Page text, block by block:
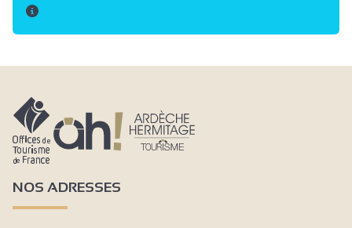
NOS ADRESSES